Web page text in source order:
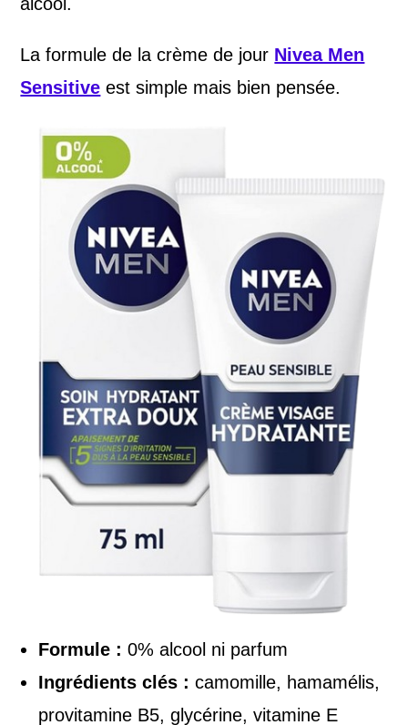
La formule de la crème de jour Nivea Men
Sensitive est simple mais bien pensée.
Formule : 0% alcool ni parfum
Ingrédients clés : camomille, hamamélis,
provitamine B5, glycérine, vitamine E